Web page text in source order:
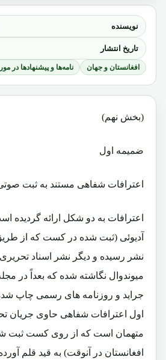
نویسنده
تاریخ انتشار
افغانستان و جهان نامه‌ها و پیشنهادها در
(بخش نهم)
ضمیمه اول
اعترافات شفاهی مستند به ثبت
اعترافات به دو شکل ارائه گردیده
آدیوئی (ثبت شده در کست که از طریق
نشر رسیده و دیگر نشر اسناد
میوندوال نگاشته شده که بعداً در
جراید و روزنامه های رسمی چاپ
اول اعترافات شفاهی حاوی جریان
متهمان است که از روی کست ثبت
افغانستان در آنوقت) به قید قلم